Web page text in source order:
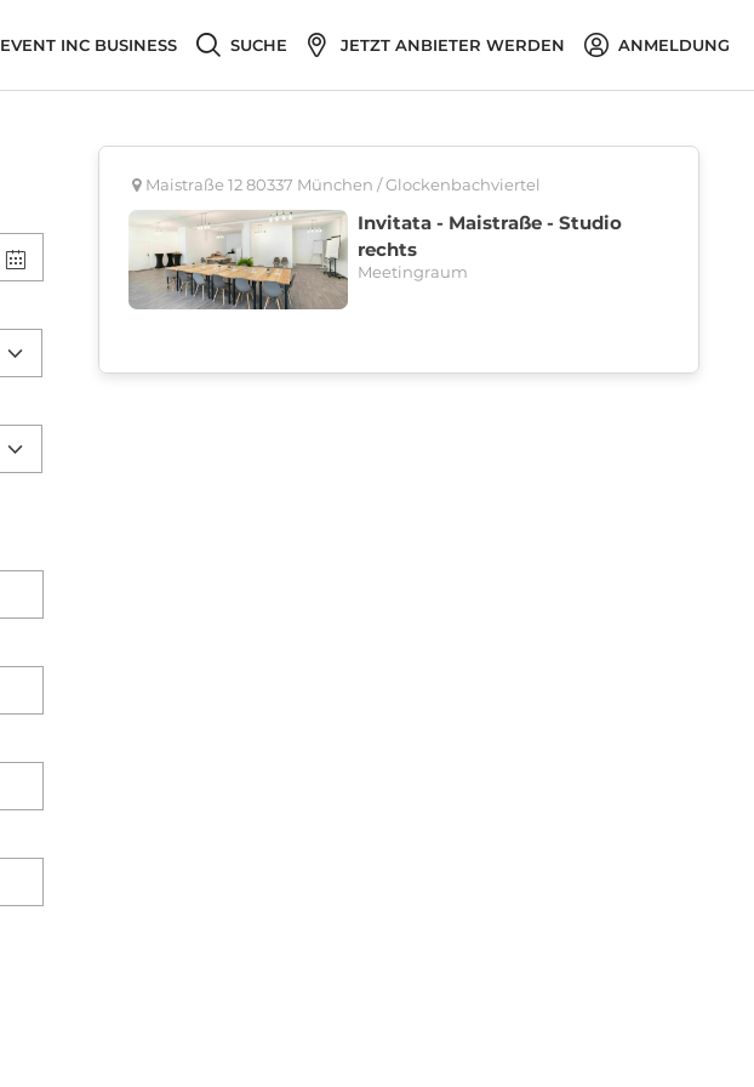
EVENT INC BUSINESS SUCHE JETZT ANBIETER WERDEN ANMELDUNG
Maistraße 12 80337 München / Glockenbachviertel
Invitata - Maistraße - Studio
rechts
Meetingraum